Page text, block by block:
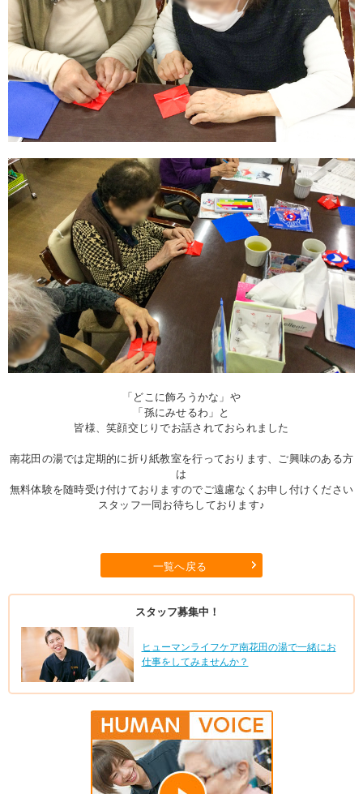
「どこに飾ろうかな」や
「孫にみせるわ」と
皆様、笑顔交じりでお話されておられました
南花田の湯では定期的に折り紙教室を行っております、ご興味のある方
は
無料体験を随時受け付けておりますのでご遠慮なくお申し付けください
スタッフ一同お待ちしております♪
一覧へ戻る
スタッフ募集中！
ヒューマンライフケア南花田の湯で一緒にお
仕事をしてみませんか？